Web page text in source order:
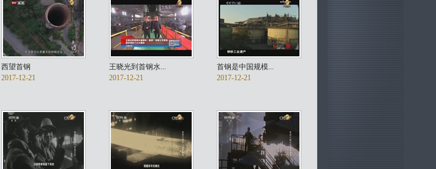
西望首钢
2017-12-21
王晓光到首钢水...
2017-12-21
首钢是中国规模...
2017-12-21